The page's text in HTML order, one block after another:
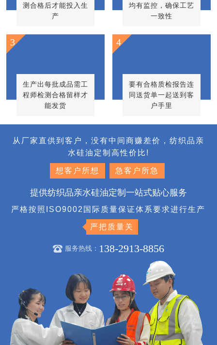
测合格后才能投入生
产
均有监控，确保工艺
一致性
生产出每批成品需工
程师检测合格留样才
能发货
3
要有合格质检报告连
同送货单一起送到客
户手里
4
从厂家直供到客户，没有中间商赚差价，纺织品亲
水硅油定制高性价比!
想客户所想 急客户所急
提供纺织品亲水硅油定制一站式贴心服务
严格按照ISO9002国际质量保证体系要求进行生产
严把质量关
服务热线： 138-2913-8856